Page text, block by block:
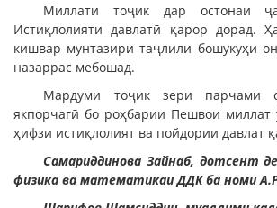
Миллати тоҷик дар остонаи
Истиқлолияти давлатӣ қарор дорад.
кишвар мунтазири таҷлили бошукуҳи
назаррас мебошад.
Мардуми тоҷик зери парчами
якпорчагӣ бо роҳбарии Пешвои миллат
ҳифзи истиқлолият ва пойдории давлат
Самариддинова Зайнаб, дотсент
физика ва математикаи ДДК ба номи